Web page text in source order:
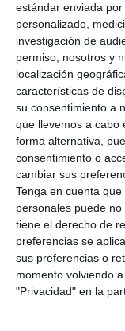
estándar enviada
personalizado,
investigación de
permiso, nosotros y
localización
características de
su consentimiento a
que llevemos a cabo
forma alternativa,
consentimiento o
cambiar sus
Tenga en cuenta
personales puede
tiene el derecho de
preferencias se
sus preferencias o
momento volviendo
"Privacidad" en la